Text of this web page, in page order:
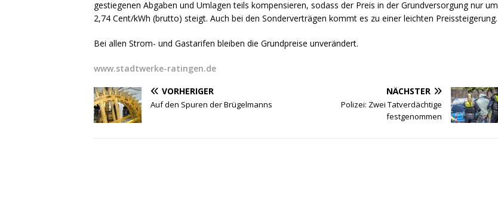
gestiegenen Abgaben und Umlagen teils kompensieren, sodass der Preis in der Grundversorgung nur um
2,74 Cent/kWh (brutto) steigt. Auch bei den Sonderverträgen kommt es zu einer leichten Preissteigerung.
Bei allen Strom- und Gastarifen bleiben die Grundpreise unverändert.
www.stadtwerke-ratingen.de
VORHERIGER
Auf den Spuren der Brügelmanns
NÄCHSTER
Polizei: Zwei Tatverdächtige
festgenommen